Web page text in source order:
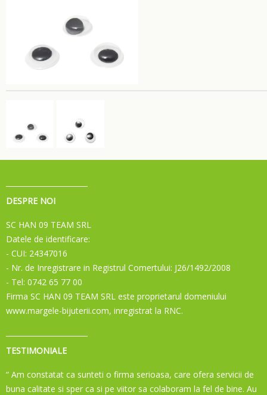
DESPRE NOI
SC HAN 09 TEAM SRL
Datele de identificare:
- CUI: 24347016
- Nr. de Inregistrare in Registrul Comertului: J26/1492/2008
- Tel: 0742 65 77 00
Firma SC HAN 09 TEAM SRL este proprietarul domeniului
www.margele-bijuterii.com, inregistrat la RNC.
TESTIMONIALE
“ Am constatat ca sunteti o firma serioasa, care ofera servicii de
buna calitate si sper ca si pe viitor sa colaboram la fel de bine. Au